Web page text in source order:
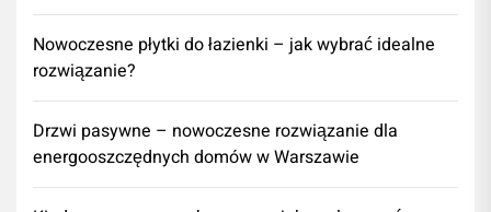
Nowoczesne płytki do łazienki – jak wybrać idealne
rozwiązanie?
Drzwi pasywne – nowoczesne rozwiązanie dla
energooszczędnych domów w Warszawie